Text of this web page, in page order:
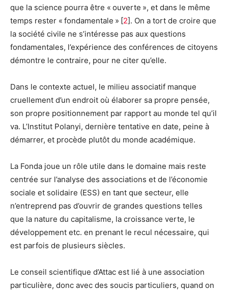
que la science pourra être « ouverte », et dans le même
temps rester « fondamentale » [2]. On a tort de croire que
la société civile ne s’intéresse pas aux questions
fondamentales, l’expérience des conférences de citoyens
démontre le contraire, pour ne citer qu’elle.
Dans le contexte actuel, le milieu associatif manque
cruellement d’un endroit où élaborer sa propre pensée,
son propre positionnement par rapport au monde tel qu’il
va. L’Institut Polanyi, dernière tentative en date, peine à
démarrer, et procède plutôt du monde académique.
La Fonda joue un rôle utile dans le domaine mais reste
centrée sur l’analyse des associations et de l’économie
sociale et solidaire (ESS) en tant que secteur, elle
n’entreprend pas d’ouvrir de grandes questions telles
que la nature du capitalisme, la croissance verte, le
développement etc. en prenant le recul nécessaire, qui
est parfois de plusieurs siècles.
Le conseil scientifique d’Attac est lié à une association
particulière, donc avec des soucis particuliers, quand on